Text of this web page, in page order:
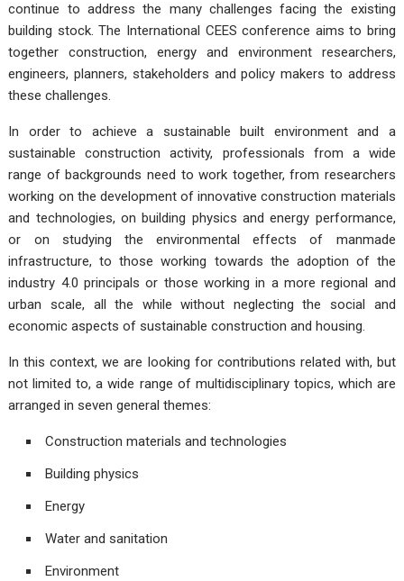
continue to address the many challenges facing the existing
building stock. The International CEES conference aims to bring
together construction, energy and environment researchers,
engineers, planners, stakeholders and policy makers to address
these challenges.
In order to achieve a sustainable built environment and a
sustainable construction activity, professionals from a wide
range of backgrounds need to work together, from researchers
working on the development of innovative construction materials
and technologies, on building physics and energy performance,
or on studying the environmental effects of manmade
infrastructure, to those working towards the adoption of the
industry 4.0 principals or those working in a more regional and
urban scale, all the while without neglecting the social and
economic aspects of sustainable construction and housing.
In this context, we are looking for contributions related with, but
not limited to, a wide range of multidisciplinary topics, which are
arranged in seven general themes:
Construction materials and technologies
Building physics
Energy
Water and sanitation
Environment